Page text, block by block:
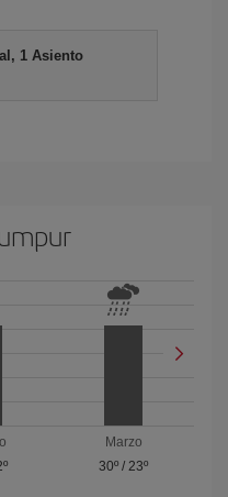
1 Asiento
Marzo
30º /23º